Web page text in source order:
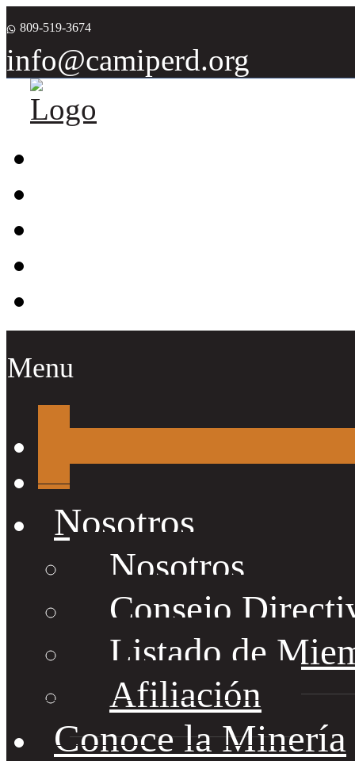
809-519-3674
info@camiperd.org
Menu
Nosotros
Nosotros
Consejo
Listado de
Afiliación
Conoce la Minería